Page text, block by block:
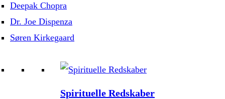
Deepak Chopra
Dr. Joe Dispenza
Søren Kirkegaard
Spirituelle Redskaber